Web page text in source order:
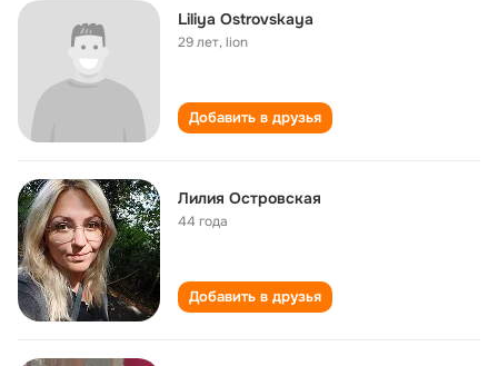
Liliya Ostrovskaya
29 лет,lion
Добавить в друзья
Лилия Островская
44 года
Добавить в друзья